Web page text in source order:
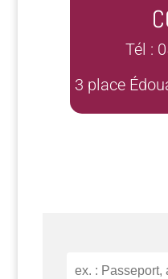
Tél :
3 place